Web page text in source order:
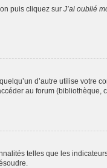
puis cliquez sur J’ai oublié
d’autre utilise votre
au forum (bibliothèque,
telles que les